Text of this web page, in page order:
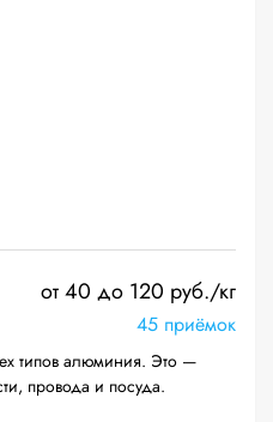
от 40 до 120 руб./кг
45 приёмок
типов алюминия. Это —
провода и посуда.